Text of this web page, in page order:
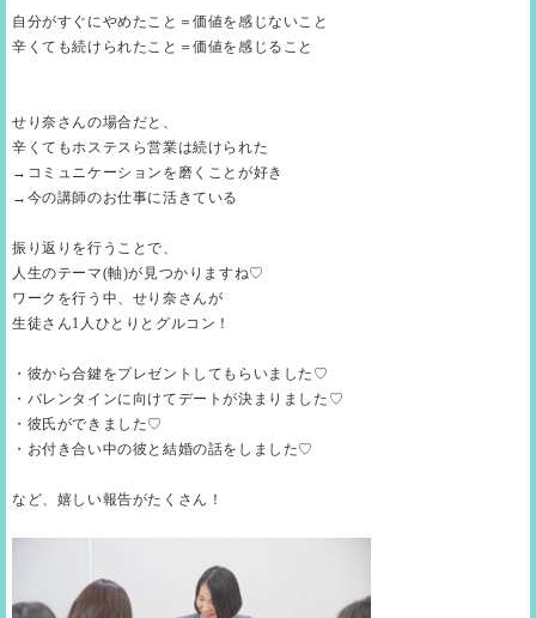
自分がすぐにやめたこと＝価値を感じないこと
辛くても続けられたこと＝価値を感じること
せり奈さんの場合だと、
辛くてもホステスら営業は続けられた
→コミュニケーションを磨くことが好き
→今の講師のお仕事に活きている
振り返りを行うことで、
人生のテーマ(軸)が見つかりますね♡
ワークを行う中、せり奈さんが
生徒さん1人ひとりとグルコン！
・彼から合鍵をプレゼントしてもらいました♡
・バレンタインに向けてデートが決まりました♡
・彼氏ができました♡
・お付き合い中の彼と結婚の話をしました♡
など、嬉しい報告がたくさん！